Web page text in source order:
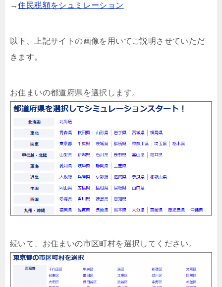
→住民税額をシュミレーション
以下、上記サイトの画像を用いてご説明させていただ
きます。
お住まいの都道府県を選択します。
続いて、お住まいの市区町村を選択してください。